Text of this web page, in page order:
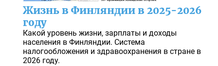
Жизнь в Финляндии в 2025-2026
году
Какой уровень жизни, зарплаты и доходы
населения в Финляндии. Система
налогообложения и здравоохранения в стране в
2026 году.